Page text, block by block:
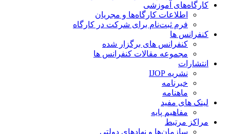
کارگاه‌های آموزشی
اطلاعات کارگاه‌ها و مجریان
فرم ثبت‌نام برای شرکت در کارگاه
کنفرانس ها
کنفرانس های برگزار شده
مجموعه مقالات کنفرانس ها
انتشارات
نشریه IJOP
خبرنامه
ماهنامه
لینک های مفید
مفاهیم پایه
مراکز مرتبط
سازمان‌ها و نهادهای دولتی